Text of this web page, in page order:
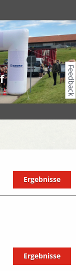
Ergebnisse
Ergebnisse
Feedback